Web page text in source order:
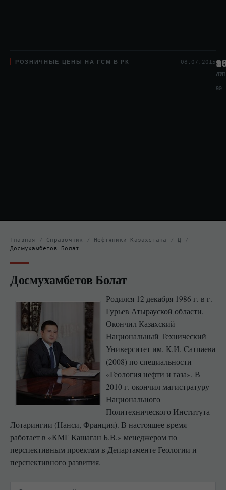
РОЗНИЧНЫЕ ЦЕНЫ НА ГСМ В РК 08.07.2015
АИ
-
80
АИ
-
92
ДТЛ
Главная / Справочник / Нефтяники Казахстана /Д /
Досмухамбетов Болат
Досмухамбетов Болат
Родился 12 декабря 1986 г. в г.
Гурьев Атырауской области.
Окончил Казахский
Национальный Технический
Университет им. К.И. Сатпаева
(2008) по специальности
«Геология нефти и газа». В
2010 г. окончил магистратуру
Национального
Политехнического Института
Лотарингии (Нанси, Франция). В настоящее время
работает в «КМГ Кашаган Б.В.» менеджером по
перспективным проектам в Департаменте Геологии и
перспективного развития.